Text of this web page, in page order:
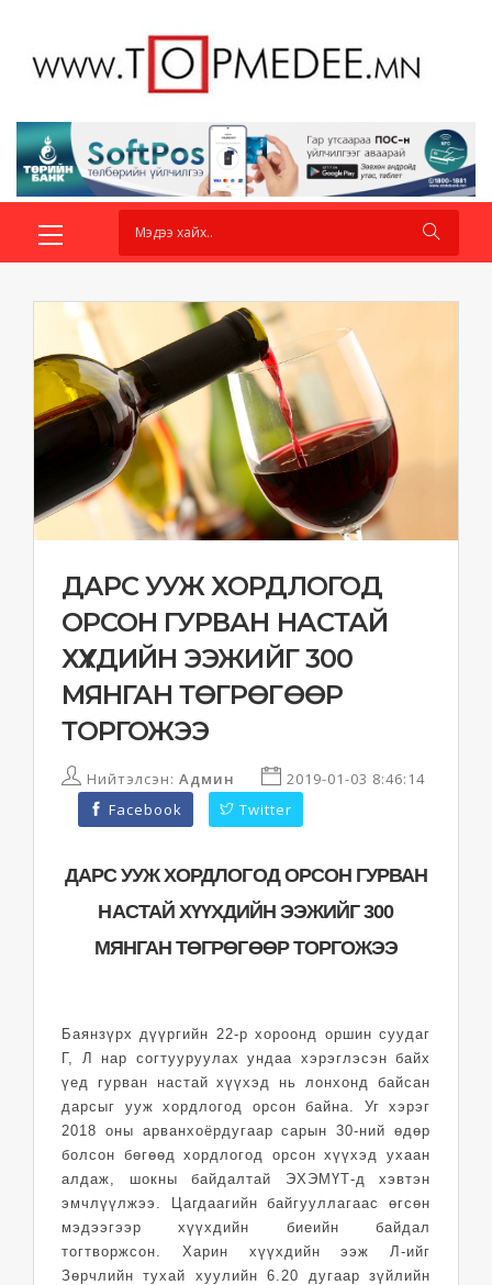
ДАРС УУЖ ХОРДЛОГОД
ОРСОН ГУРВАН НАСТАЙ
ХҮҮХДИЙН ЭЭЖИЙГ 300
МЯНГАН ТӨГРӨГӨӨР
ТОРГОЖЭЭ
Нийтэлсэн: Админ
2019-01-03 8:46:14
Facebook
Twitter
ДАРС УУЖ ХОРДЛОГОД ОРСОН ГУРВАН
НАСТАЙ ХҮҮХДИЙН ЭЭЖИЙГ 300
МЯНГАН ТӨГРӨГӨӨР ТОРГОЖЭЭ
Баянзүрх дүүргийн 22-р хороонд оршин суудаг
Г, Л нар согтууруулах ундаа хэрэглэсэн байх
үед гурван настай хүүхэд нь лонхонд байсан
дарсыг ууж хордлогод орсон байна. Уг хэрэг
2018 оны арванхоёрдугаар сарын 30-ний өдөр
болсон бөгөөд хордлогод орсон хүүхэд ухаан
алдаж, шокны байдалтай ЭХЭМҮТ-д хэвтэн
эмчлүүлжээ. Цагдаагийн байгууллагаас өгсөн
мэдээгээр хүүхдийн биеийн байдал
тогтворжсон. Харин хүүхдийн ээж Л-ийг
Зөрчлийн тухай хуулийн 6.20 дугаар зүйлийн